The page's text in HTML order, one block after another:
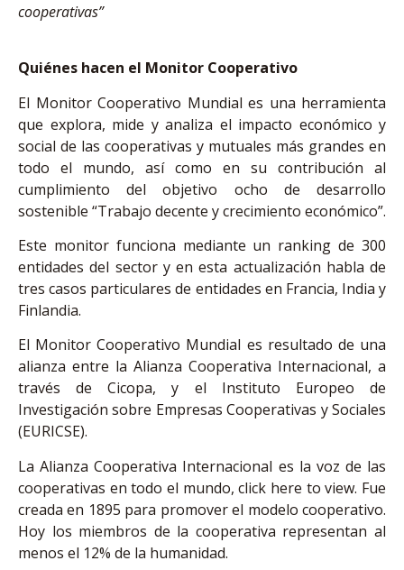
cooperativas”
Quiénes hacen el Monitor Cooperativo
El Monitor Cooperativo Mundial es una herramienta
que explora, mide y analiza el impacto económico y
social de las cooperativas y mutuales más grandes en
todo el mundo, así como en su contribución al
cumplimiento del objetivo ocho de desarrollo
sostenible “Trabajo decente y crecimiento económico”.
Este monitor funciona mediante un ranking de 300
entidades del sector y en esta actualización habla de
tres casos particulares de entidades en Francia, India y
Finlandia.
El Monitor Cooperativo Mundial es resultado de una
alianza entre la Alianza Cooperativa Internacional, a
través de Cicopa, y el Instituto Europeo de
Investigación sobre Empresas Cooperativas y Sociales
(EURICSE).
La Alianza Cooperativa Internacional es la voz de las
cooperativas en todo el mundo,click here to view. Fue
creada en 1895 para promover el modelo cooperativo.
Hoy los miembros de la cooperativa representan al
menos el 12% de la humanidad.